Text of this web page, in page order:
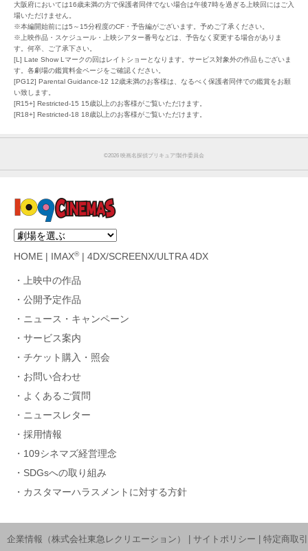
大阪府においては16歳未満の方で保護者同伴でない場合は午後7時を過ぎる上映回にはご入
場いただけません。
※本編開始前には5～15分程度のCF・予告編がございます。予めご了承ください。
※上映作品・スケジュール・上映シアター番号などは、予告なく変更する場合がありま
す。何卒、ご了承下さい。
[L] Late Show Lマークの回はレイトショーとなります。サービス対象外の作品もございま
す。各劇場の鑑賞料金ページをご確認ください。
[PG12] Parental Guidance-12 12歳未満のお客様は、なるべく保護者同伴での鑑賞をお願
い致します。
[R15+] Restricted-15 15歳以上のお客様がご覧いただけます。
[R18+] Restricted-18 18歳以上のお客様がご覧いただけます。
©︎2026 映画名探偵プリキュア!製作委員会
HOME IMAX®| 4DX/SCREENX/ULTRA 4DX
上映中の作品
公開予定作品
ニュース・キャンペーン
サービス案内
チケット購入・照会
お問い合わせ
よくあるご質問
ニュースレター
採用情報
109シネマズ経営理念
SDGsへの取り組み
カスタマーハラスメントに対する方針
企業情報（株式会社東急レクリエーション） サイトポリシー 特定商取